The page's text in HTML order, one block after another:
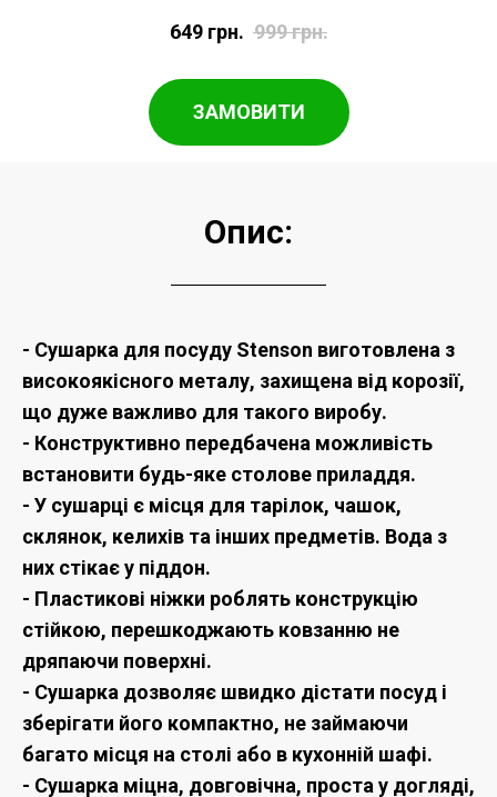
649 грн. 999грн.
ЗАМОВИТИ
Опис:
- Сушарка для посуду Stenson виготовлена з
високоякісного металу, захищена від корозії,
що дуже важливо для такого виробу.
- Конструктивно передбачена можливість
встановити будь-яке столове приладдя.
- У сушарці є місця для тарілок, чашок,
склянок, келихів та інших предметів. Вода з
них стікає у піддон.
- Пластикові ніжки роблять конструкцію
стійкою, перешкоджають ковзанню не
дряпаючи поверхні.
- Сушарка дозволяє швидко дістати посуд і
зберігати його компактно, не займаючи
багато місця на столі або в кухонній шафі.
- Сушарка міцна, довговічна, проста у догляді,